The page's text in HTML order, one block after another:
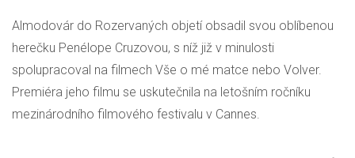
Almodovár do Rozervaných objetí obsadil svou oblíbenou
herečku Penélope Cruzovou, s níž již v minulosti
spolupracoval na filmech Vše o mé matce nebo Volver.
Premiéra jeho filmu se uskutečnila na letošním ročníku
mezinárodního filmového festivalu v Cannes.